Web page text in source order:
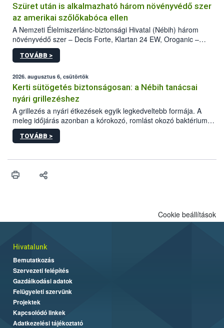
Szüret után is alkalmazható három növényvédő szer
az amerikai szőlőkabóca ellen
A Nemzeti Élelmiszerlánc-biztonsági Hivatal (Nébih) három
növényvédő szer – Decis Forte, Klartan 24 EW, Oroganic –
engedélyokiratát módosította, így azok a szüretet követően,
egészen a vesszőérettség (BBCH 91) stádiumáig
érésű szőlőkben is legyen lehetőség a károsító elleni további
védekezésre. Az Oroganic készítmény kis kiszerelésben kiskerti
felhasználók számára is elérhető és ökológiai termesztésben is
engedélyezett.
TOVÁBB >
2026. augusztus 6, csütörtök
Kerti sütögetés biztonságosan: a Nébih tanácsai
nyári grillezéshez
A grillezés a nyári étkezések egyik legkedveltebb formája. A
meleg időjárás azonban a kórokozó, romlást okozó baktériumok
gyorsabb szaporodásának is kedvez. A szabadtéri sütögetés
ezért nem csupán a megfelelő sütési technikáról szól: legalább
higiéniai szabályok betartása, a megfelelő hőkezelés, valamint a
biztonsági Hivatal (Nébih) Oktatási Programja összegyűjtötte a
TOVÁBB >
Cookie beállítások
Hivatalunk
Bemutatkozás
Szervezeti felépítés
Gazdálkodási adatok
Felügyeleti szervünk
Projektek
Kapcsolódó linkek
Adatkezelési tájékoztató